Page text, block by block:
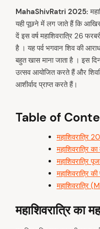
MahaShivRatri 2025:
यही पूछने में लग जाते हैं कि आखिर
दें इस वर्ष महाशिवरात्रि 26
है । यह पर्व भगवान शिव की
बहुत खास माना जाता है । इस
उत्सव आयोजित करते हैं और
आशीर्वाद प्राप्त करते हैं।
Table of
महाशिवरात्रि
महाशिवरात्रि
महाशिवरात्रि
महाशिवरात्रि
महाशिवरात्रि
महाशिवरात्रि का